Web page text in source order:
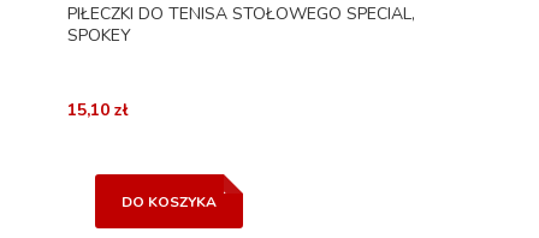
PIŁECZKI DO TENISA STOŁOWEGO SPECIAL,
SPOKEY
15,10 zł
DO KOSZYKA